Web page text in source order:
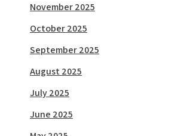
November 2025
October 2025
September 2025
August 2025
July 2025
June 2025